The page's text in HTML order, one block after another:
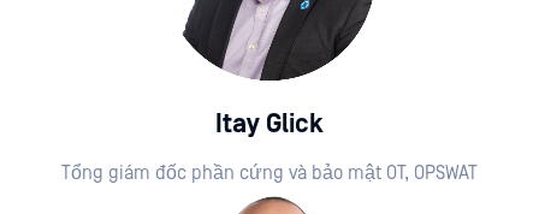
Itay Glick
Tổng giám đốc phần cứng và bảo mật OT, OPSWAT